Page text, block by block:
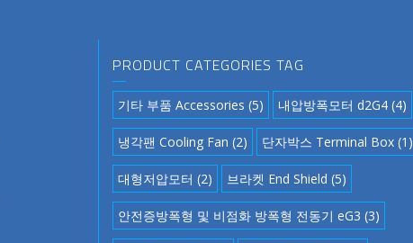
PRODUCT CATEGORIES TAG
기타 부품 Accessories (5) 내압방폭모터 d2G4(4)
냉각팬 Cooling Fan (2) 단자박스 Terminal Box(1)
대형저압모터 (2) 브라켓 End Shield (5)
안전증방폭형 및 비점화 방폭형 전동기 eG3 (3)